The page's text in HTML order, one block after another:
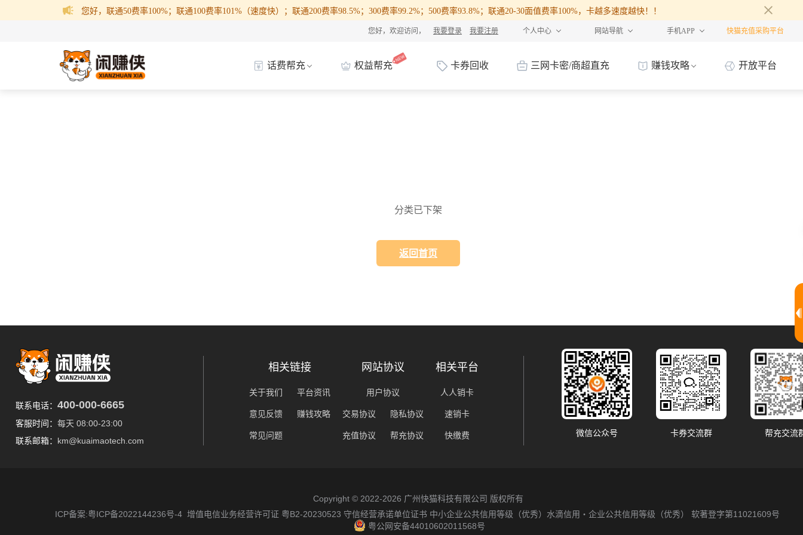
您好，联通50费率100%；联通100费率101%（速度快）；联通200费率98.5%；300费率99.2%；500费率93.8%；联通20-30面值费率100%，卡越多速度越快！！
您好，欢迎访问， 我要登录 我要注册 个人中心 网站导航 手机APP 快猫充值采购平台
话费帮充 权益帮充 卡券回收 三网卡密/商超直充 赚钱攻略 开放平台
分类已下架
返回首页
联系电话： 400-000-6665
客服时间： 每天 08:00-23:00
联系邮箱： km@kuaimaotech.com
相关链接
关于我们 平台资讯
意见反馈 赚钱攻略
常见问题
网站协议
用户协议
交易协议 隐私协议
充值协议 帮充协议
相关平台
人人销卡
速销卡
快缴费 微信公众号 卡券交流群 帮充交流
Copyright © 2022-2026 广州快猫科技有限公司 版权所有
ICP备案:粤ICP备2022144236号-4 增值电信业务经营许可证 粤B2-20230523 守信经营承诺单位证书中小企业公共信用等级（优秀） 水滴信用・企业公共信用等级（优秀）
软著登字第11021609号
粤公网安备44010602011568号